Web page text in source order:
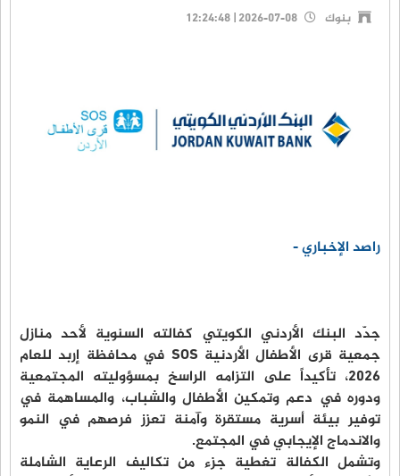
بنوك
راصد الإخباري -
جدّد البنك الأردني الكويتي كفالته السنوية لأحد منازل
جمعية قرى الأطفال الأردنية SOS في محافظة إربد للعام
2026، تأكيداً على التزامه الراسخ بمسؤوليته المجتمعية
ودوره في دعم وتمكين الأطفال والشباب، والمساهمة في
توفير بيئة أسرية مستقرة وآمنة تعزز فرصهم في النمو
والاندماج الإيجابي في المجتمع.
وتشمل الكفالة تغطية جزء من تكاليف الرعاية الشاملة